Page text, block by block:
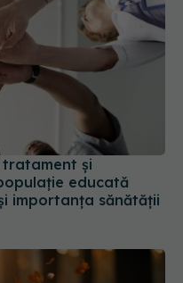
educată
importanța sănătății